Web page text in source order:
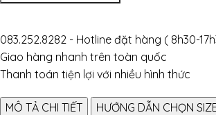
083.252.8282 - Hotline đặt hàng ( 8h30-
Giao hàng nhanh trên toàn quốc
Thanh toán tiện lợi với nhiều hình thức
MÔ TẢ CHI TIẾT HƯỚNG DẪN CHỌN